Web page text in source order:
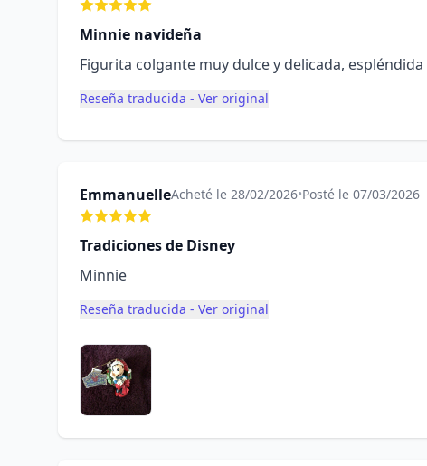
Minnie navideña
Figurita colgante muy dulce y delicada,
Reseña traducida - Ver original
EmmanuelleAcheté le 28/02/2026•Posté le 07/03/2026
Tradiciones de Disney
Minnie
Reseña traducida - Ver original